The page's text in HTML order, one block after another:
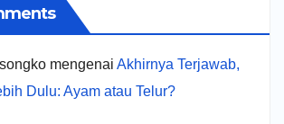
mengenai Akhirnya Terjawab,
Dulu: Ayam atau Telur?